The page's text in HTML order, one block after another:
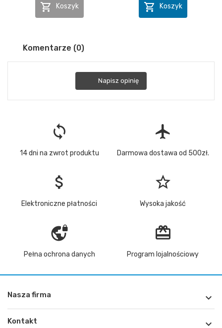
 Koszyk  Koszyk
Komentarze (0)
Napisz opinię
loop
14 dni na zwrot produktu
flight
Darmowa dostawa od 500zł.
attach_money
Elektroniczne płatności
star_border
Wysoka jakość
vpn_lock
Pełna ochrona danych
redeem
Program lojalnościowy
Nasza firma 
Kontakt 